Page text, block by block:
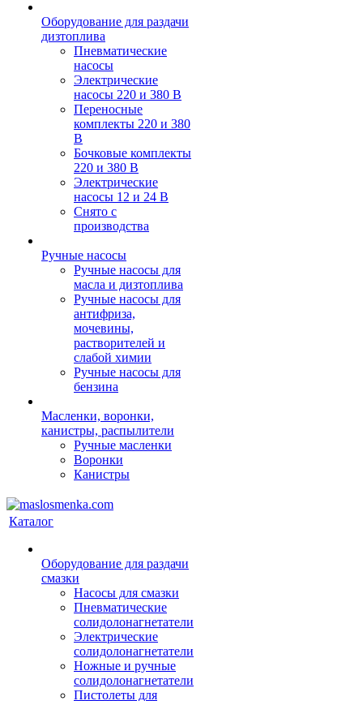
Оборудование для раздачи
дизтоплива
Пневматические
насосы
Электрические
насосы 220 и 380 В
Переносные
комплекты 220 и 380
В
Бочковые комплекты
220 и 380 В
Электрические
насосы 12 и 24 В
Снято с
производства
Ручные насосы
Ручные насосы для
масла и дизтоплива
Ручные насосы для
антифриза,
мочевины,
растворителей и
слабой химии
Ручные насосы для
бензина
Масленки, воронки,
канистры, распылители
Ручные масленки
Воронки
Канистры
Каталог
Оборудование для раздачи
смазки
Насосы для смазки
Пневматические
солидолонагнетатели
Электрические
солидолонагнетатели
Ножные и ручные
солидолонагнетатели
Пистолеты для